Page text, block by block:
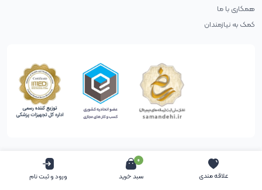
علاقه مندی
0
سبد خرید ورود و ثبت نام
همکاری با ما
کمک به نیازمندان
حقوق طراح محفوظ است (طراحی با آب پرتغال)